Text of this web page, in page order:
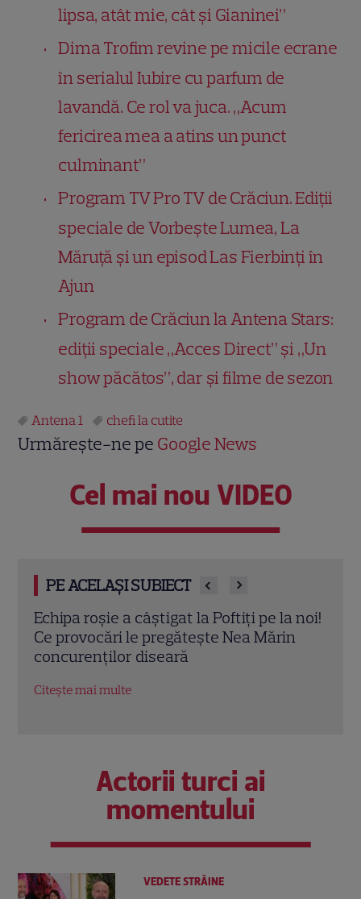
lipsa, atât mie, cât și Gianinei”
Dima Trofim revine pe micile ecrane
în serialul Iubire cu parfum de
lavandă. Ce rol va juca. „Acum
fericirea mea a atins un punct
culminant”
Program TV Pro TV de Crăciun. Ediții
speciale de Vorbește Lumea, La
Măruță și un episod Las Fierbinți în
Ajun
Program de Crăciun la Antena Stars:
ediţii speciale „Acces Direct” și „Un
show păcătos”, dar și filme de sezon
Antena 1 chefi la cutite
Urmărește-ne pe Google News
Cel mai nou VIDEO
PE ACELAȘI SUBIECT
la noi! Iuliana Pepene, despre viața la ora 3
dimineața: „Nu este întotdeauna ușor”.
Ce sacrificii face prezentatoarea
Actorii turci ai
momentului
VEDETE STRĂINE